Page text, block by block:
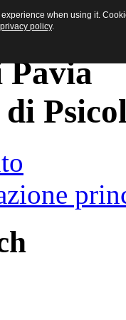
di
when using it.
privacy policy.